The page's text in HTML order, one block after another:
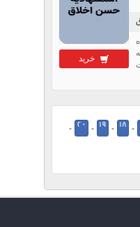
خرید
-
18
-
19
-
20
-